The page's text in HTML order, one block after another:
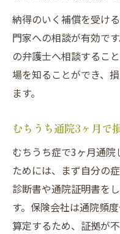
納得のいく補償を受け
門家への相談が有効で
の弁護士へ相談するこ
場を知ることができ、
ます。
むちうち通院3ヶ月で
むちうち症で3ヶ月通
ためには、まず自分の
診断書や通院証明書を
す。保険会社は通院頻
算定するため、証拠が